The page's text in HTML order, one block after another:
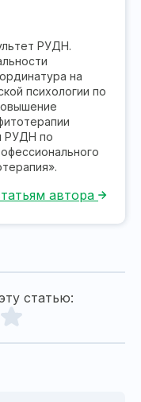
РУДН.
на
психологии по
РУДН по
автора
статью: